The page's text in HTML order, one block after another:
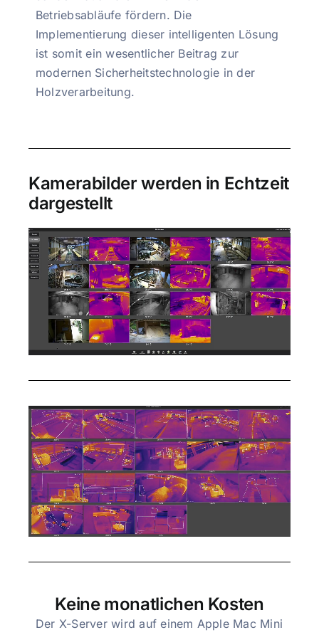
Betriebsabläufe fördern. Die
Implementierung dieser intelligenten Lösung
ist somit ein wesentlicher Beitrag zur
modernen Sicherheitstechnologie in der
Holzverarbeitung.
Kamerabilder werden in Echtzeit
dargestellt
Keine monatlichen Kosten
Der X-Server wird auf einem Apple Mac Mini